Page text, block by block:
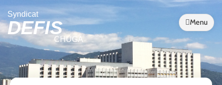
Syndicat
DEFIS
CHUGA
Menu